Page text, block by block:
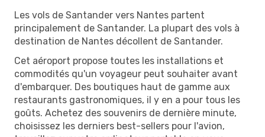
Les vols de Santander vers Nantes partent
principalement de Santander. La plupart des vols à
destination de Nantes décollent de Santander.
Cet aéroport propose toutes les installations et
commodités qu'un voyageur peut souhaiter avant
d'embarquer. Des boutiques haut de gamme aux
restaurants gastronomiques, il y en a pour tous les
goûts. Achetez des souvenirs de dernière minute,
choisissez les derniers best-sellers pour l'avion,